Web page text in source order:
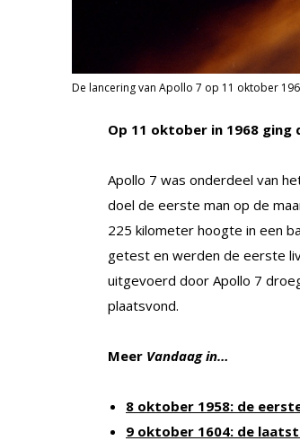
De lancering van Apollo 7 op 11 oktober
Op 11 oktober in 1968
Apollo 7 was onderdeel van
doel de eerste man op de
225 kilometer hoogte in een
getest en werden de eerste
uitgevoerd door Apollo 7
plaatsvond.
Meer Vandaag in…
8 oktober 1958: de
9 oktober 1604: de